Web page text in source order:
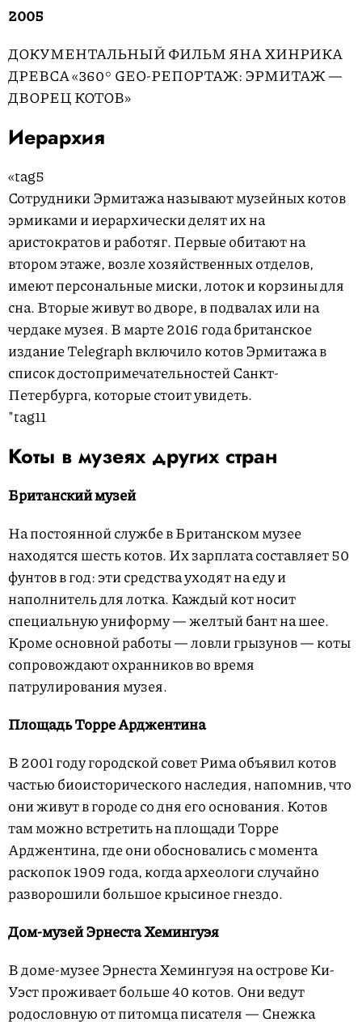
2005
ДОКУМЕНТАЛЬНЫЙ ФИЛЬМ ЯНА ХИНРИКА
ДРЕВСА «360° GEO-РЕПОРТАЖ: ЭРМИТАЖ —
ДВОРЕЦ КОТОВ»
Иерархия
«tag5
Сотрудники Эрмитажа называют музейных котов
эрмиками и иерархически делят их на
аристократов и работяг. Первые обитают на
втором этаже, возле хозяйственных отделов,
имеют персональные миски, лоток и корзины для
сна. Вторые живут во дворе, в подвалах или на
чердаке музея. В марте 2016 года британское
издание Telegraph включило котов Эрмитажа в
список достопримечательностей Санкт-
Петербурга, которые стоит увидеть.
"tag11
Коты в музеях других стран
Британский музей
На постоянной службе в Британском музее
находятся шесть котов. Их зарплата составляет 50
фунтов в год: эти средства уходят на еду и
наполнитель для лотка. Каждый кот носит
специальную униформу — желтый бант на шее.
Кроме основной работы — ловли грызунов — коты
сопровождают охранников во время
патрулирования музея.
Площадь Торре Арджентина
В 2001 году городской совет Рима объявил котов
частью биоисторического наследия, напомнив, что
они живут в городе со дня его основания. Котов
там можно встретить на площади Торре
Арджентина, где они обосновались с момента
раскопок 1909 года, когда археологи случайно
разворошили большое крысиное гнездо.
Дом-музей Эрнеста Хемингуэя
В доме-музее Эрнеста Хемингуэя на острове Ки-
Уэст проживает больше 40 котов. Они ведут
родословную от питомца писателя — Снежка